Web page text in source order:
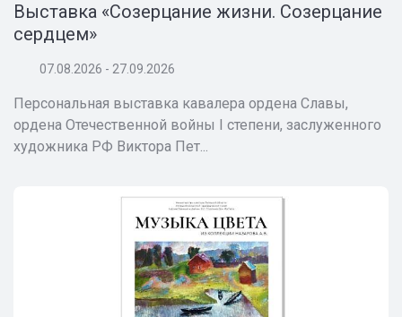
Выставка «Созерцание жизни. Созерцание
сердцем»
07.08.2026 - 27.09.2026
Персональная выставка кавалера ордена Славы,
ордена Отечественной войны I степени, заслуженного
художника РФ Виктора Пет...